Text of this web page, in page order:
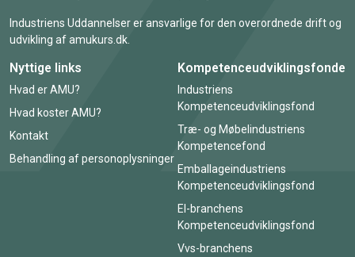
Industriens Uddannelser er ansvarlige for den overordnede drift og
udvikling af amukurs.dk.
Nyttige links
Hvad er AMU?
Hvad koster AMU?
Kontakt
Behandling af personoplysninger
Kompetenceudviklingsfonde
Industriens
Kompetenceudviklingsfond
Træ- og Møbelindustriens
Kompetencefond
Emballageindustriens
Kompetenceudviklingsfond
El-branchens
Kompetenceudviklingsfond
Vvs-branchens